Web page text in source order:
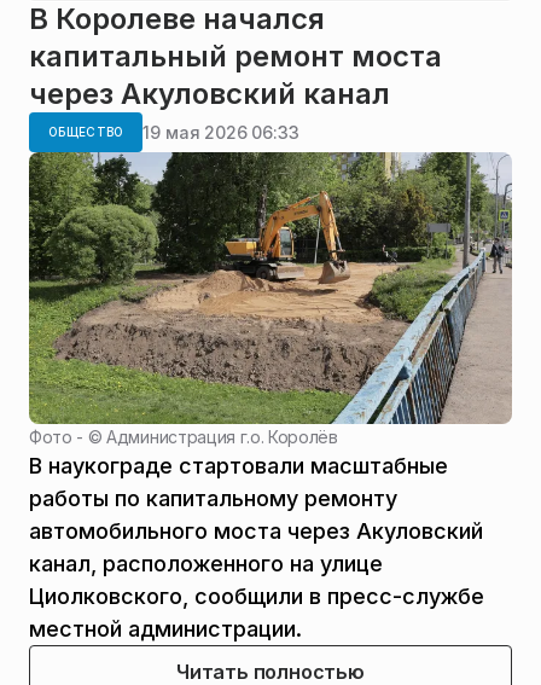
В Королеве начался
капитальный ремонт моста
через Акуловский канал
ОБЩЕСТВО 19 мая 2026 06:33
Фото - ©Администрация г.о. Королёв
В наукограде стартовали масштабные
работы по капитальному ремонту
автомобильного моста через Акуловский
канал, расположенного на улице
Циолковского, сообщили в пресс-службе
местной администрации.
Читать полностью